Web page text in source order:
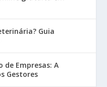
Guia
de Empresas: A
Gestores